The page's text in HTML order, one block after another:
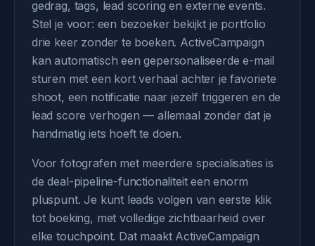
gedrag, tags, lead scoring en externe events.
Stel je voor: een bezoeker bekijkt je portfolio
drie keer zonder te boeken. ActiveCampaign
kan automatisch een gepersonaliseerde e-mail
sturen met een kort verhaal achter je favoriete
shoot, een notificatie naar jezelf triggeren en de
lead score verhogen — allemaal zonder dat je
handmatig iets hoeft te doen.
Voor fotografen met meerdere specialisaties is
de deal-pipeline-functionaliteit een enorm
pluspunt. Je kunt leads volgen van eerste klik
tot boeking, met volledige zichtbaarheid over
elke touchpoint. Dat maakt ActiveCampaign